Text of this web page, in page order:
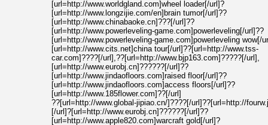
[url=http://www.worldgland.com]wheel loader[/url]?
[url=http://www.longzijie.com/en]brain tumor[/url]??
[url=http://www.chinabaoke.cn]???[/url]??
[url=http://www.powerleveling-game.com]powerleveling[/url]??
[url=http://www.powerleveling-game.com]powerleveling wow[/
[url=http://www.cits.net]china tour[/url]??[url=http://www.tss-
car.com]????[/url],??[url=http://www.bjp163.com]?????[/url],
[url=http://www.eurobj.cn]??????[/url]??
[url=http://www.jindaofloors.com]raised floor[/url]??
[url=http://www.jindaofloors.com]access floors[/url]??
[url=http://www.185flower.com]??[/url]
??[url=http://www.global-jipiao.cn/]????[/url]??[url=http://
[/url]?[url=http://www.eurobj.cn]??????[/url]??
[url=http://www.apple820.com]warcraft gold[/url]?